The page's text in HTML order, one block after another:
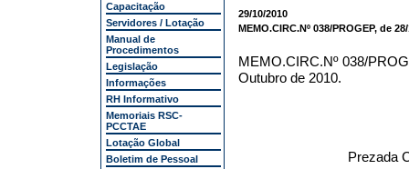
Capacitação
Servidores / Lotação
Manual de
Procedimentos
Legislação
Informações
RH Informativo
Memoriais RSC-
PCCTAE
Lotação Global
Boletim de Pessoal
29/10/2010
MEMO.CIRC.Nº 038/PROGEP, de
MEMO.CIRC.Nº 038/
Outubro de 2010.
Prezada